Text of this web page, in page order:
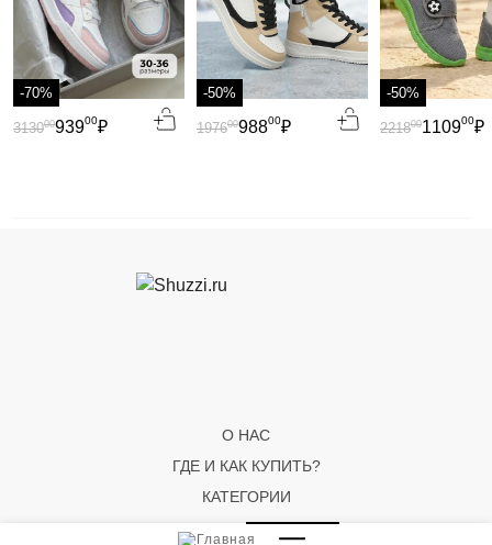
-70%
93900₽
313000
-50%
98800₽
197600
-50%
110900₽
221800
О НАС
ГДЕ И КАК КУПИТЬ?
КАТЕГОРИИ